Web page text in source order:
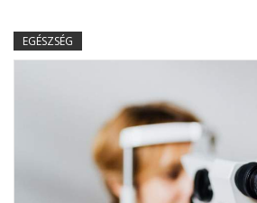
EGÉSZSÉG